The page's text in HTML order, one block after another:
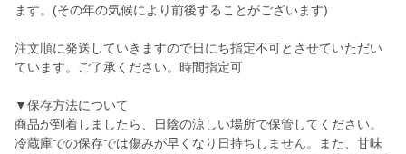
ます。(その年の気候により前後することがございます)
注文順に発送していきますので日にち指定不可とさせていただい
ています。ご了承ください。時間指定可
▼保存方法について
商品が到着しましたら、日陰の涼しい場所で保管してください。
冷蔵庫での保存では傷みが早くなり日持ちしません。また、甘味